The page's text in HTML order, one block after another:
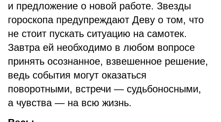
и предложение о новой работе. Звезды
гороскопа предупреждают Деву о том, что
не стоит пускать ситуацию на самотек.
Завтра ей необходимо в любом вопросе
принять осознанное, взвешенное решение,
ведь события могут оказаться
поворотными, встречи — судьбоносными,
а чувства — на всю жизнь.